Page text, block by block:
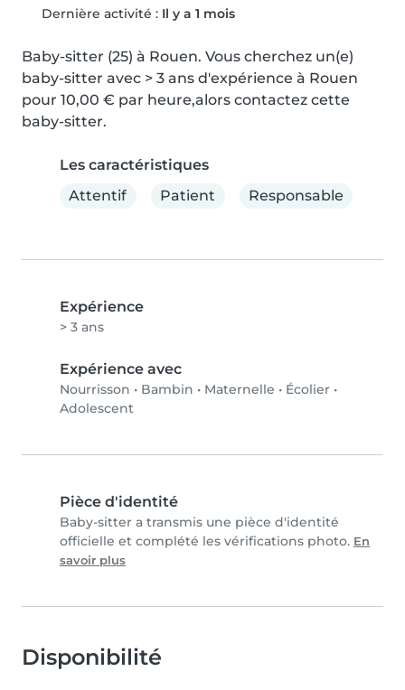
Dernière activité : Il y a 1 mois
Baby-sitter (25) à Rouen. Vous cherchez un(e)
baby-sitter avec > 3 ans d'expérience à Rouen
pour 10,00 € par heure,alors contactez cette
baby-sitter.
Les caractéristiques
Attentif
Patient Responsable
Expérience
> 3 ans
Expérience avec
Nourrisson • Bambin • Maternelle • Écolier •
Adolescent
Pièce d'identité
Baby-sitter a transmis une pièce d'identité
officielle et complété les vérifications photo. En
savoir plus
Disponibilité